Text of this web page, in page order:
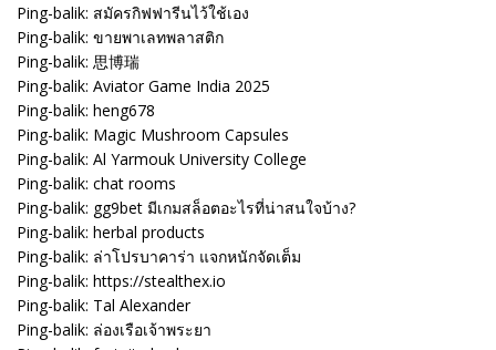
Ping-balik: สมัครกิฟฟารีนไว้ใช้เอง
Ping-balik: ขายพาเลทพลาสติก
Ping-balik: 思博瑞
Ping-balik: Aviator Game India 2025
Ping-balik: heng678
Ping-balik: Magic Mushroom Capsules
Ping-balik: Al Yarmouk University College
Ping-balik: chat rooms
Ping-balik: gg9bet มีเกมสล็อตอะไรที่น่าสนใจบ้าง?
Ping-balik: herbal products
Ping-balik: ล่าโปรบาคาร่า แจกหนักจัดเต็ม
Ping-balik: https://stealthex.io
Ping-balik: Tal Alexander
Ping-balik: ล่องเรือเจ้าพระยา